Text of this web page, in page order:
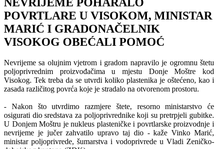
POVRTLARE U VISOKOM, MINISTAR
MARIĆ I GRADONAČELNIK
VISOKOG OBEĆALI POMOĆ
Nevrijeme sa olujnim vjetrom i gradom napravilo je ogromnu štetu
poljoprivrednim proizvođačima u mjestu Donje Moštre kod
Visokog. Tek treba da se utvrdi koliko plastenika je oštećeno, kao i
zasada različitog povrća koje je stradalo na otvorenom prostoru.
- Nakon što utvrdimo razmjere štete, resorno ministarstvo će
osigurati dio sredstava za poljoprivrednike koji su pretrpjeli gubitke.
U Donjem Moštru je nukleus plasteničke i povrtlarske proizvodnje i
nevrijeme je jučer zahvatilo upravo taj dio - kaže Vinko Marić,
ministar poljoprivrede, šumarstva i vodoprivrede u Vladi Zeničko-